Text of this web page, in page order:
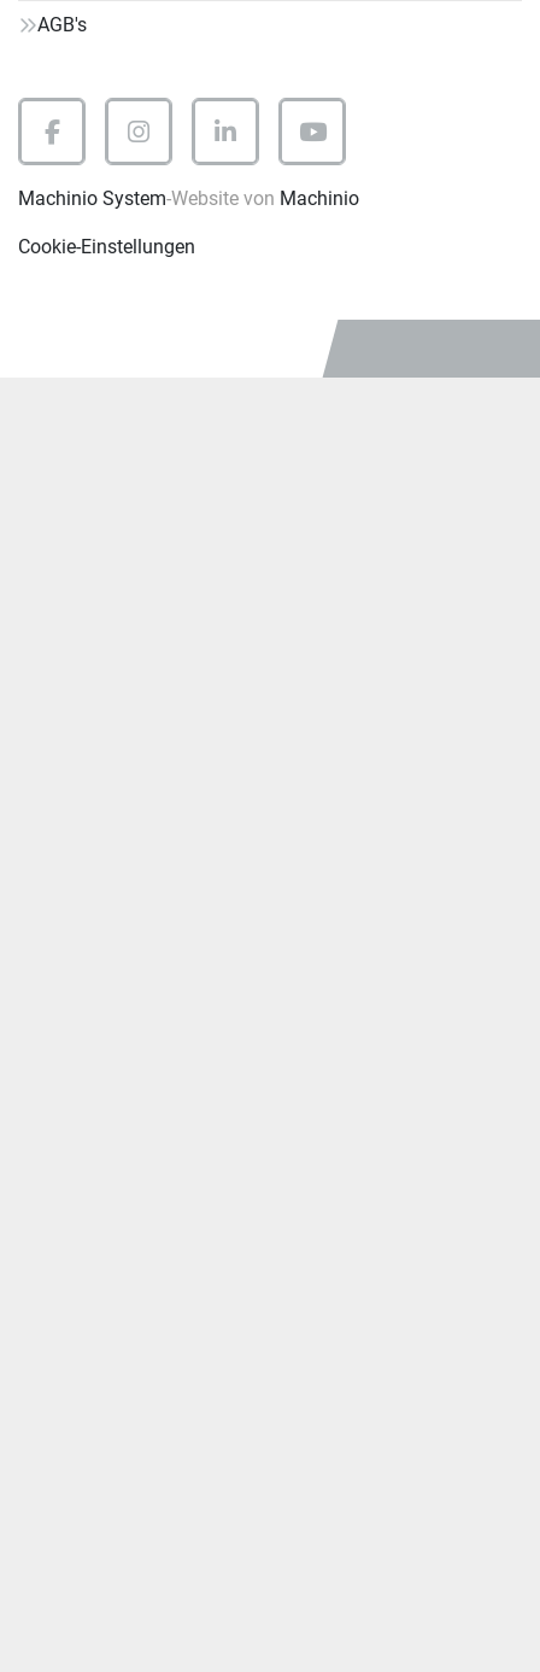
AGB's
facebookinstagramlinkedinyoutube
Machinio System-Website von Machinio
Cookie-Einstellungen